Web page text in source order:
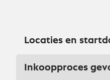
Locaties en
Inkoopproces